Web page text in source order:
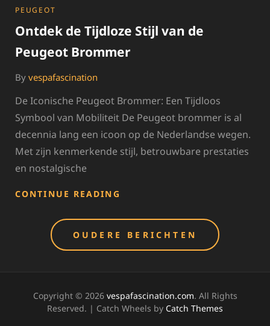
CATEGORIES
PEUGEOT
Ontdek de Tijdloze Stijl van de
Peugeot Brommer
By vespafascination
De Iconische Peugeot Brommer: Een Tijdloos
Symbool van Mobiliteit De Peugeot brommer is al
decennia lang een icoon op de Nederlandse wegen.
Met zijn kenmerkende stijl, betrouwbare prestaties
en nostalgische
CONTINUE READING
TIJDLOZE
VAN
DE
Berichten
OUDERE BERICHTEN
Copyright © 2026 vespafascination.com. All Rights
Reserved. | Catch Wheels by Catch Themes